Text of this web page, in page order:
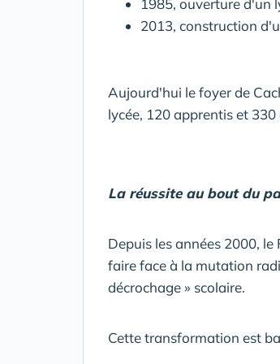
1985, ouverture d'un
2013, construction
Aujourd'hui le foyer de
lycée, 120 apprentis et
La réussite au bout du
Depuis les années 2000,
faire face à la mutation
décrochage » scolaire.
Cette transformation est